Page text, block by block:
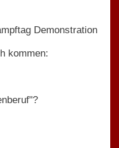
Demonstration
kommen: